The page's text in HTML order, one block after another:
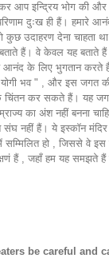
आप इन्द्रिय भोग की
दुःख ही हैं। हमारे
देना चाहता था
हैं। वे केवल यह बताते
के लिए भुगतान करते
भव " , और इस जगत
कर सकते हैं। यह जगत
का अंश नहीं बनना
नहीं हैं। ये इस्कॉन
हो , जिससे वे इस
हैं , जहाँ हम यह समझते
be careful and